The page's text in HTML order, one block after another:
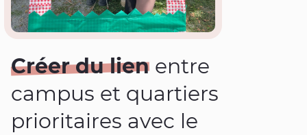
Créer du lien entre
campus et quartiers
prioritaires avec le